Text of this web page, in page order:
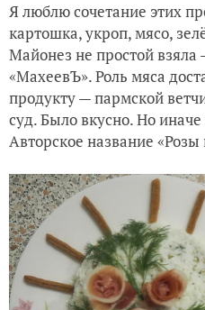
Я люблю сочетание этих
картошка, укроп, мясо,
Майонез не простой взяла
«МахеевЪ». Роль мяса
продукту — пармской
суд. Было вкусно. Но
Авторское название «Розы